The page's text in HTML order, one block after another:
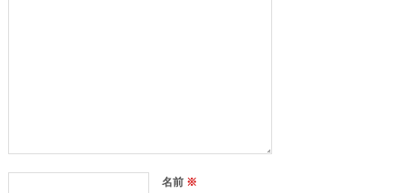
名前 ※